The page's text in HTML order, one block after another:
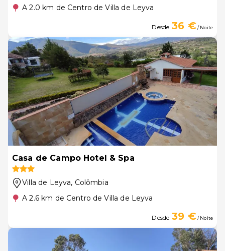
A 2.0 km de Centro de Villa de Leyva
Desde 36 €/ Noite
Casa de Campo Hotel & Spa
Villa de Leyva, Colômbia
A 2.6 km de Centro de Villa de Leyva
Desde 39 €/ Noite